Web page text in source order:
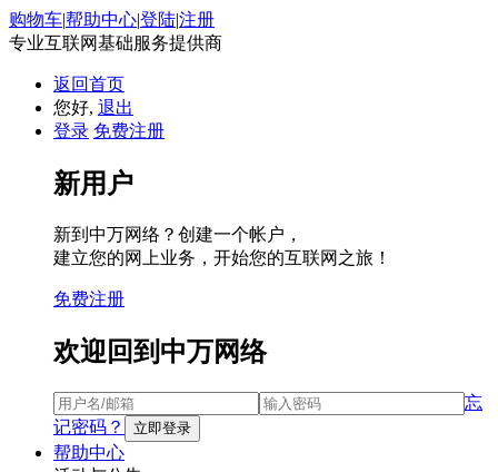
购物车|帮助中心|登陆|注册
专业互联网基础服务提供商
返回首页
您好, 退出
登录 免费注册
新用户
新到中万网络？创建一个帐户，
建立您的网上业务，开始您的互联网之旅！
免费注册
欢迎回到中万网络
忘
记密码？
帮助中心